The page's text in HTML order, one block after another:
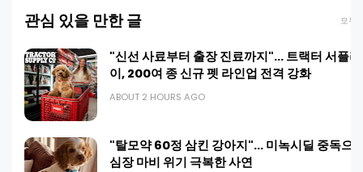
관심 있을 만한 글 모두
"신선 사료부터 출장 진료까지"… 트랙터 서플라
이, 200여 종 신규 펫 라인업 전격 강화
ABOUT 2 HOURS AGO
"탈모약 60정 삼킨 강아지"… 미녹시딜 중독으
심장 마비 위기 극복한 사연